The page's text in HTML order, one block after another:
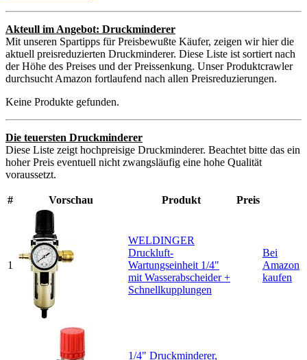
Akteull im Angebot: Druckminderer
Mit unseren Spartipps für Preisbewußte Käufer, zeigen wir hier die
aktuell preisreduzierten Druckminderer. Diese Liste ist sortiert nach
der Höhe des Preises und der Preissenkung. Unser Produktcrawler
durchsucht Amazon fortlaufend nach allen Preisreduzierungen.
Keine Produkte gefunden.
Die teuersten Druckminderer
Diese Liste zeigt hochpreisige Druckminderer. Beachtet bitte das ein
hoher Preis eventuell nicht zwangsläufig eine hohe Qualität
voraussetzt.
# Vorschau Produkt Preis
1
WELDINGER
Druckluft-
Wartungseinheit 1/4"
mit Wasserabscheider +
Schnellkupplungen
Bei
Amazon
kaufen
1/4" Druckminderer,